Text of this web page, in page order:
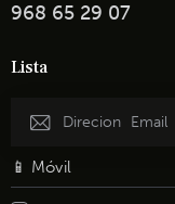
968 65 29 07
Lista